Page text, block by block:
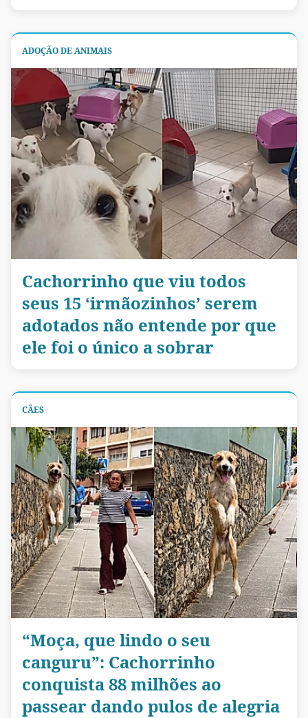
ADOÇÃO DE ANIMAIS
Cachorrinho que viu todos
seus 15 ‘irmãozinhos’ serem
adotados não entende por que
ele foi o único a sobrar
CÃES
“Moça, que lindo o seu
canguru”: Cachorrinho
conquista 88 milhões ao
passear dando pulos de alegria